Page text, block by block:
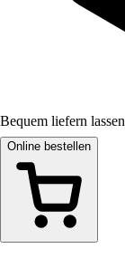
Bequem liefern lassen
Online bestellen